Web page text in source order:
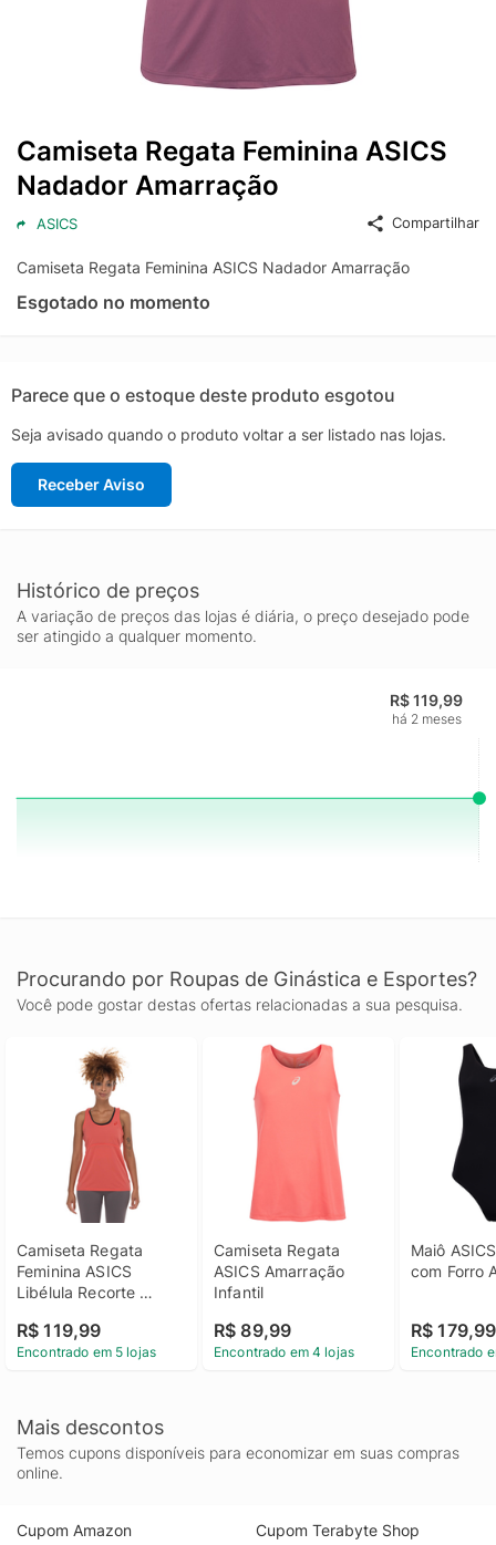
Camiseta Regata Feminina ASICS
Nadador Amarração
ASICS Compartilhar
Camiseta Regata Feminina ASICS Nadador Amarração
Esgotado no momento
Parece que o estoque deste produto esgotou
Seja avisado quando o produto voltar a ser listado nas lojas.
Receber Aviso
Histórico de preços
A variação de preços das lojas é diária, o preço desejado pode
ser atingido a qualquer momento.
R$ 119,99
há 2 meses
Procurando por Roupas de Ginástica e Esportes?
Você pode gostar destas ofertas relacionadas a sua pesquisa.
Camiseta Regata
Feminina ASICS
Libélula Recorte
R$ 119,99
Encontrado em 5 lojas
Camiseta Regata
ASICS Amarração
Infantil
R$ 89,99
Encontrado em 4 lojas
Maiô
com Forro
R$ 179,99
Encontrado
Mais descontos
Temos cupons disponíveis para economizar em suas compras
online.
Cupom Amazon
Cupom Terabyte Shop